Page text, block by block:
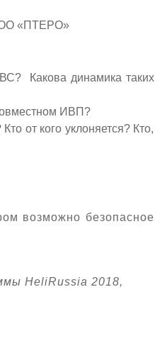
«ПТЕРО»
Какова динамика таких
ИВП?
от кого уклоняется? Кто,
возможно безопасное
HeliRussia 2018,